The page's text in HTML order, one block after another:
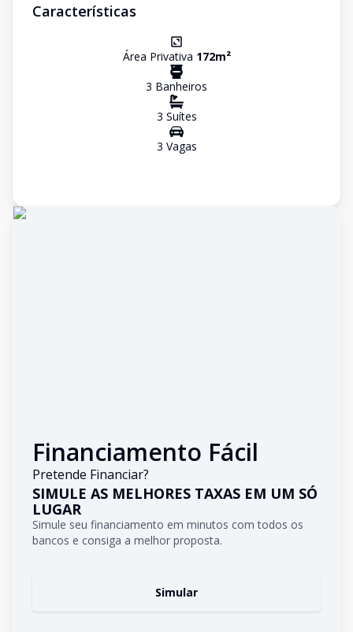
Características
Área Privativa 172m²
3 Banheiros
3 Suítes
3 Vagas
Financiamento Fácil
Pretende Financiar?
SIMULE AS MELHORES TAXAS EM UM SÓ
LUGAR
Simule seu financiamento em minutos com todos os
bancos e consiga a melhor proposta.
Simular